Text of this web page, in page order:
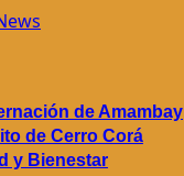
de Amambay
de Cerro Corá
y Bienestar